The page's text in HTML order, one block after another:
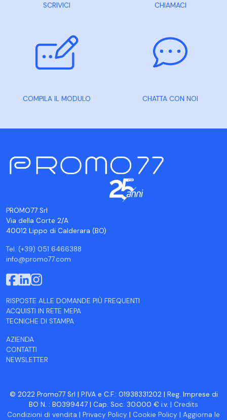
SCRIVICI CHIAMACI
COMPILA IL MODULO CHATTA CON NOI
PROMO77 Srl
Via della Corte 2/A
40012 Lippo di Calderara (BO)
Tel. (+39) 051 6466388
info@promo77.com
RISPOSTE ALLE DOMANDE PIÙ FREQUENTI
ACQUISTI IN RETE MEPA
TECNICHE DI STAMPA
AZIENDA
CONTATTI
NEWSLETTER
© 2022 Promo77 Srl | P.IVA e C.F.: 01938331202 | Reg. Imprese di
BO N. : BO399447 | Cap. Soc. 30.000 € i.v. | Credits
Condizioni di vendita | Privacy Policy | Cookie Policy | Aggiorna le